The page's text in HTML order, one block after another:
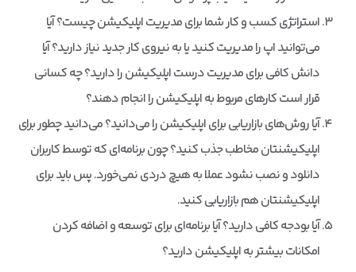
استراتژی کسب و کار شما برای مدیریت اپلیکیشن چیست؟ آیا
می‌توانید اپ را مدیریت کنید یا به نیروی کار جدید نیاز دارید؟ آیا
دانش کافی برای مدیریت درست اپلیکیشن را دارید؟ چه کسانی
قرار است کارهای مربوط به اپلیکیشن را انجام دهند؟
آیا روش‌های بازاریابی برای اپلیکیشن را می‌دانید؟ می‌دانید چطور برای
اپلیکیشنتان مخاطب جذب کنید؟ چون برنامه‌ای که توسط کاربران
دانلود و نصب نشود عملا به هیچ دردی نمی‌خورد. پس باید برای
اپلیکیشنتان هم بازاریابی کنید.
آیا بودجه کافی دارید؟ آیا برنامه‌ای برای توسعه و اضافه کردن
امکانات بیشتر به اپلیکیشن دارید؟